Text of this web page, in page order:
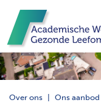
Over ons Ons aanbod